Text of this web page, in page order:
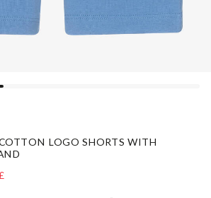
LOGO SHORTS WITH